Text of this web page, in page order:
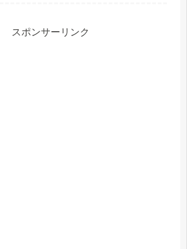
覚...
スポンサーリンク